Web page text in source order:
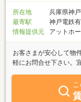
所在地
兵庫県神
最寄駅
神戸電鉄
情報提供元
アットホ
お客さまが安心して物
軽にお問合せ下さい。